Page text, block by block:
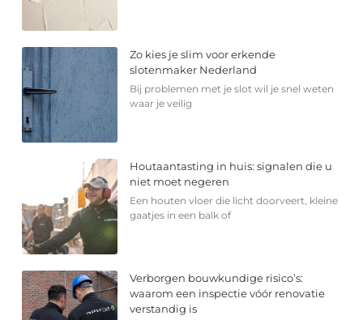
Zo kies je slim voor erkende
slotenmaker Nederland
Bij problemen met je slot wil je snel weten
waar je veilig
Houtaantasting in huis: signalen die u
niet moet negeren
Een houten vloer die licht doorveert, kleine
gaatjes in een balk of
Verborgen bouwkundige risico’s:
waarom een inspectie vóór renovatie
verstandig is